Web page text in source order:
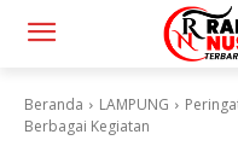
Beranda LAMPUNG
Berbagai Kegiatan